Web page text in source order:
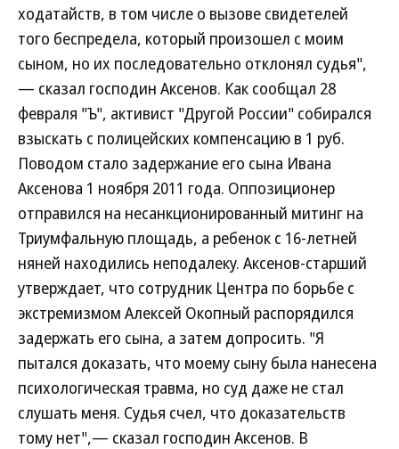
ходатайств, в том числе о вызове свидетелей
того беспредела, который произошел с моим
сыном, но их последовательно отклонял судья",
— сказал господин Аксенов. Как сообщал 28
февраля "Ъ", активист "Другой России" собирался
взыскать с полицейских компенсацию в 1 руб.
Поводом стало задержание его сына Ивана
Аксенова 1 ноября 2011 года. Оппозиционер
отправился на несанкционированный митинг на
Триумфальную площадь, а ребенок с 16-летней
няней находились неподалеку. Аксенов-старший
утверждает, что сотрудник Центра по борьбе с
экстремизмом Алексей Окопный распорядился
задержать его сына, а затем допросить. "Я
пытался доказать, что моему сыну была нанесена
психологическая травма, но суд даже не стал
слушать меня. Судья счел, что доказательств
тому нет",— сказал господин Аксенов. В